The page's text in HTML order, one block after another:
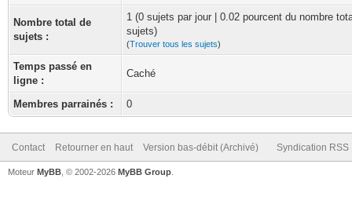
Nombre total de
sujets :
1 (0 sujets par jour | 0.02 pourcent du nombre
sujets)
(Trouver tous les sujets)
Temps passé en
ligne :
Caché
Membres parrainés : 0
Contact Retourner en haut Version bas-débit (Archivé) Syndication RSS
Moteur MyBB , © 2002-2026 MyBB Group